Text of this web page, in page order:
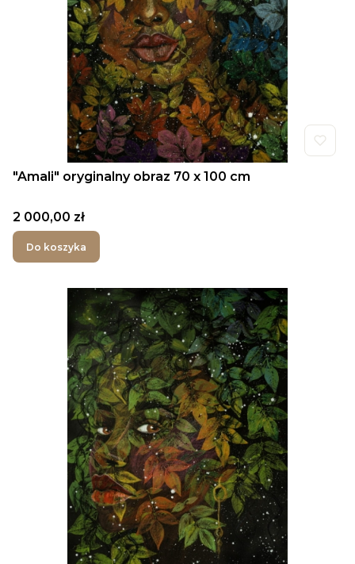
"Amali" oryginalny obraz 70 x 100 cm
Cena
2 000,00 zł
Do koszyka